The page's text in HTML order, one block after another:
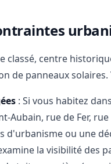
classé, centre
de panneaux
: Si vous habitez
Aubain, rue de Fer,
d'urbanisme ou une
la visibilité des